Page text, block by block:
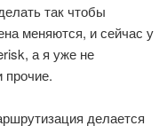
так чтобы
меняются, и сейчас у
а я уже не
делается